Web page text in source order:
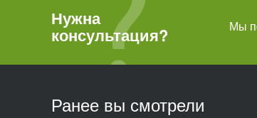
Нужна
консультация? Мы
Ранее вы смотрели